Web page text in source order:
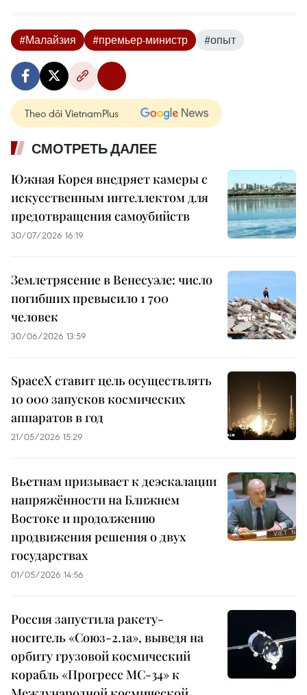
#Малайзия #премьер-министр #опыт
Theo dõi VietnamPlus
СМОТРЕТЬ ДАЛЕЕ
Южная Корея внедряет камеры с
искусственным интеллектом для
предотвращения самоубийств
30/07/2026 16:19
Землетрясение в Венесуэле: число
погибших превысило 1 700
человек
30/06/2026 13:59
SpaceX ставит цель осуществлять
10 000 запусков космических
аппаратов в год
21/05/2026 15:29
Вьетнам призывает к деэскалации
напряжённости на Ближнем
Востоке и продолжению
продвижения решения о двух
государствах
01/05/2026 14:56
Россия запустила ракету-
носитель «Союз-2.1а», выведя на
орбиту грузовой космический
корабль «Прогресс МС-34» к